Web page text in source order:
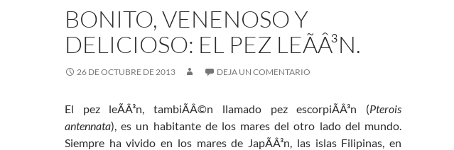
BONITO, VENENOSO Y
DELICIOSO: EL PEZ LEÃÂ³N.
26 DE OCTUBRE DE 2013 DEJA UN COMENTARIO
El pez leÃÂ³n, tambiÃÂ©n llamado pez escorpiÃÂ³n (Pterois
antennata), es un habitante de los mares del otro lado del mundo.
Siempre ha vivido en los mares de JapÃÂ³n, las islas Filipinas, en